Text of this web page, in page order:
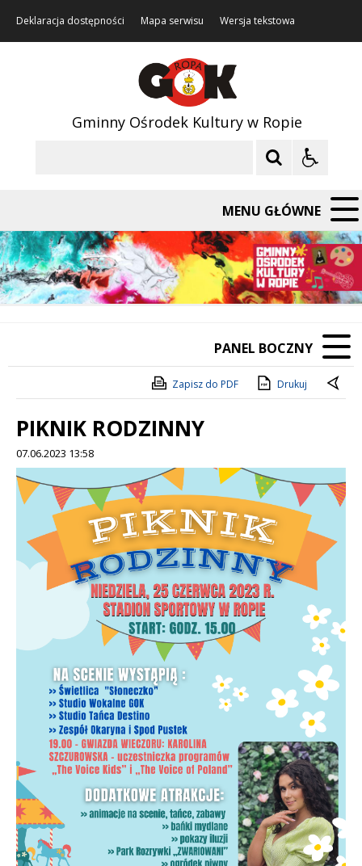
Deklaracja dostępności Mapa serwisu Wersja tekstowa
Gminny Ośrodek Kultury w Ropie
MENU GŁÓWNE
PANEL BOCZNY
Zapisz do PDF Drukuj
PIKNIK RODZINNY
07.06.2023 13:58